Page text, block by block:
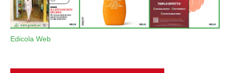
Edicola Web